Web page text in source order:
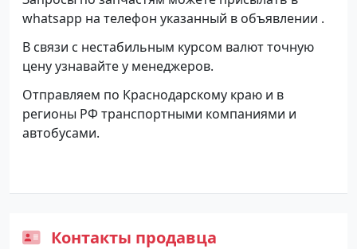
whatsapp на телефон указанный в объявлении .
В связи с нестабильным курсом валют точную
цену узнавайте у менеджеров.
Отправляем по Краснодарскому краю и в
регионы РФ транспортными компаниями и
автобусами.
Контакты продавца